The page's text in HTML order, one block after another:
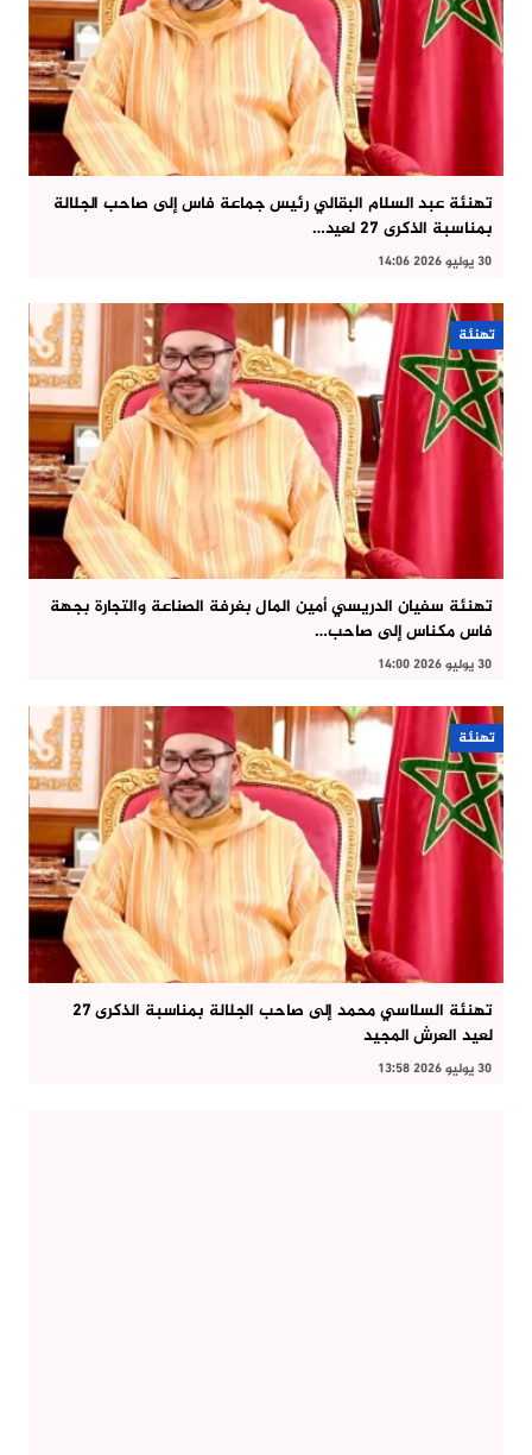
تهنئة عبد السلام البقالي رئيس جماعة فاس إلى صاحب الجلالة
بمناسبة الذكرى 27 لعيد…
30 يوليو 2026 14:06
تهنئة
تهنئة سفيان الدريسي أمين المال بغرفة الصناعة والتجارة بجهة
فاس مكناس إلى صاحب…
30 يوليو 2026 14:00
تهنئة
تهنئة السلاسي محمد إلى صاحب الجلالة بمناسبة الذكرى 27
لعيد العرش المجيد
30 يوليو 2026 13:58